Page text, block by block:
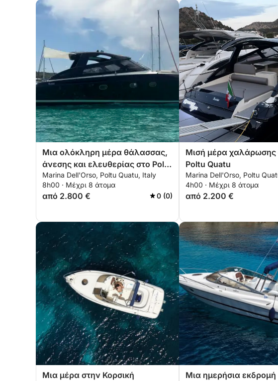
Μια ολόκληρη μέρα θάλασσας,
άνεσης και ελευθερίας στο Poltu
Quatu
Marina Dell'Orso, Poltu Quatu, Italy
8h00 · Μέχρι 8 άτομα
από 2.800 € 0 (0)
Μισή μέρα χαλάρωσης
Poltu Quatu
Marina Dell'Orso, Poltu
4h00 · Μέχρι 8 άτομα
από 2.200 €
Μια μέρα στην Κορσική Μια ημερήσια εκδρομή